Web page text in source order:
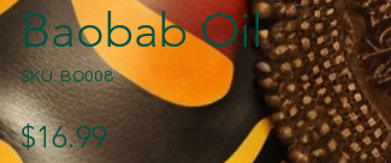
Baobab Oil
SKU: BO008
$16.99मूल्य